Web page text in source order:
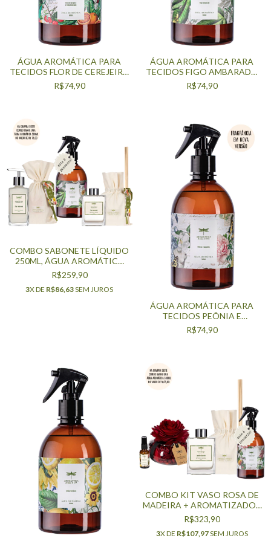
ÁGUA AROMÁTICA PARA
TECIDOS FLOR DE CEREJEIRA
E PAMPLEMOUSSE 500ML
R$74,90
ÁGUA AROMÁTICA PARA
TECIDOS FIGO AMBARADO
500ML
R$74,90
COMBO SABONETE LÍQUIDO
250ML, ÁGUA AROMÁTICA
500ML E DIFUSOR DE
AROMAS 200ML - FIGO
AMBARADO
R$259,90
3X DE R$86,63SEM JUROS
ÁGUA AROMÁTICA PARA
TECIDOS PEÔNIA E
MAGNÓLIA 500ML
R$74,90
COMBO KIT VASO ROSA DE
MADEIRA + AROMATIZADOR
SPRAY 30ML, DIFUSOR DE
AROMAS 200ML, ÁGUA
AROMÁTICA 500ML - JARDIM
R$323,90
3X DE R$107,97SEM JUROS